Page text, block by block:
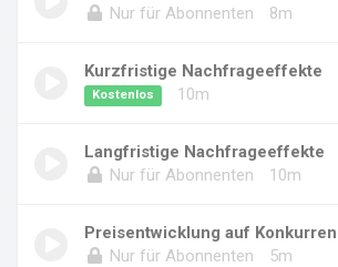
Nur für Abonnenten
8m
Kurzfristige Nachfrageeffekte
Kostenlos 10m
Langfristige Nachfrageeffekte
Nur für Abonnenten
10m
Nur für Abonnenten
5m